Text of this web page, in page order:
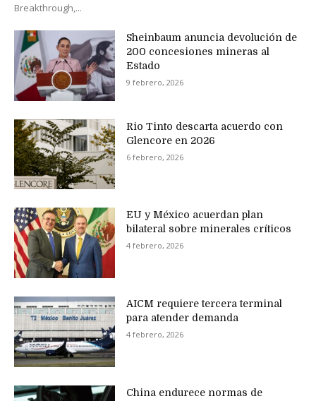
Breakthrough,...
Sheinbaum anuncia devolución de
200 concesiones mineras al
Estado
9 febrero, 2026
Rio Tinto descarta acuerdo con
Glencore en 2026
6 febrero, 2026
EU y México acuerdan plan
bilateral sobre minerales críticos
4 febrero, 2026
AICM requiere tercera terminal
para atender demanda
4 febrero, 2026
China endurece normas de